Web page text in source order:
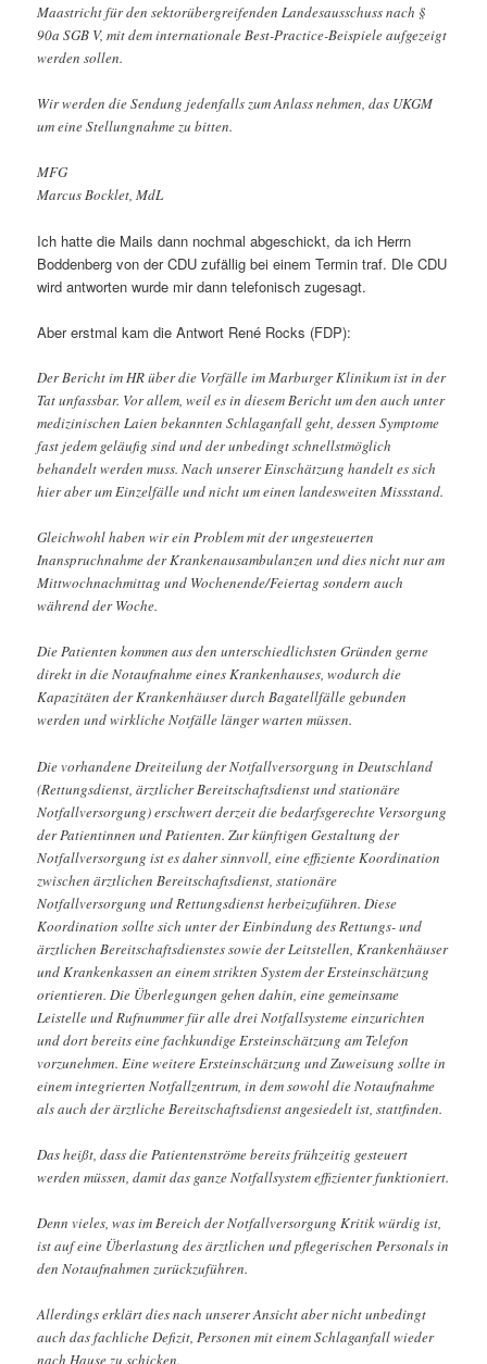
Maastricht für den sektorübergreifenden Landesausschuss nach §
90a SGB V, mit dem internationale Best-Practice-Beispiele aufgezeigt
werden sollen.
Wir werden die Sendung jedenfalls zum Anlass nehmen, das UKGM
um eine Stellungnahme zu bitten.
MFG
Marcus Bocklet, MdL
Ich hatte die Mails dann nochmal abgeschickt, da ich Herrn
Boddenberg von der CDU zufällig bei einem Termin traf. DIe CDU
wird antworten wurde mir dann telefonisch zugesagt.
Aber erstmal kam die Antwort René Rocks (FDP):
Der Bericht im HR über die Vorfälle im Marburger Klinikum ist in der
Tat unfassbar. Vor allem, weil es in diesem Bericht um den auch unter
medizinischen Laien bekannten Schlaganfall geht, dessen Symptome
fast jedem geläufig sind und der unbedingt schnellstmöglich
behandelt werden muss. Nach unserer Einschätzung handelt es sich
hier aber um Einzelfälle und nicht um einen landesweiten Missstand.
Gleichwohl haben wir ein Problem mit der ungesteuerten
Inanspruchnahme der Krankenausambulanzen und dies nicht nur am
Mittwochnachmittag und Wochenende/Feiertag sondern auch
während der Woche.
Die Patienten kommen aus den unterschiedlichsten Gründen gerne
direkt in die Notaufnahme eines Krankenhauses, wodurch die
Kapazitäten der Krankenhäuser durch Bagatellfälle gebunden
werden und wirkliche Notfälle länger warten müssen.
Die vorhandene Dreiteilung der Notfallversorgung in Deutschland
(Rettungsdienst, ärztlicher Bereitschaftsdienst und stationäre
Notfallversorgung) erschwert derzeit die bedarfsgerechte Versorgung
der Patientinnen und Patienten. Zur künftigen Gestaltung der
Notfallversorgung ist es daher sinnvoll, eine effiziente Koordination
zwischen ärztlichen Bereitschaftsdienst, stationäre
Notfallversorgung und Rettungsdienst herbeizuführen. Diese
Koordination sollte sich unter der Einbindung des Rettungs- und
ärztlichen Bereitschaftsdienstes sowie der Leitstellen, Krankenhäuser
und Krankenkassen an einem strikten System der Ersteinschätzung
orientieren. Die Überlegungen gehen dahin, eine gemeinsame
Leistelle und Rufnummer für alle drei Notfallsysteme einzurichten
und dort bereits eine fachkundige Ersteinschätzung am Telefon
vorzunehmen. Eine weitere Ersteinschätzung und Zuweisung sollte in
einem integrierten Notfallzentrum, in dem sowohl die Notaufnahme
als auch der ärztliche Bereitschaftsdienst angesiedelt ist, stattfinden.
Das heißt, dass die Patientenströme bereits frühzeitig gesteuert
werden müssen, damit das ganze Notfallsystem effizienter funktioniert.
Denn vieles, was im Bereich der Notfallversorgung Kritik würdig ist,
ist auf eine Überlastung des ärztlichen und pflegerischen Personals in
den Notaufnahmen zurückzuführen.
Allerdings erklärt dies nach unserer Ansicht aber nicht unbedingt
auch das fachliche Defizit, Personen mit einem Schlaganfall wieder
nach Hause zu schicken.